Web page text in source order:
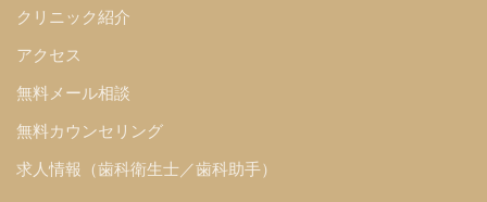
クリニック紹介
アクセス
無料メール相談
無料カウンセリング
求人情報（歯科衛生士／歯科助手）